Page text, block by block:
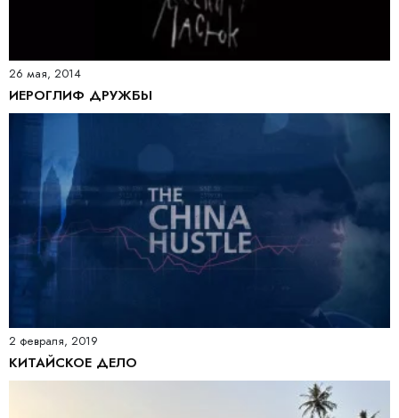
26 мая, 2014
ИЕРОГЛИФ ДРУЖБЫ
2 февраля, 2019
КИТАЙСКОЕ ДЕЛО